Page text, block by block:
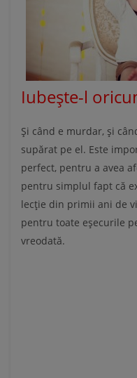
Iubește-l
Și când e murdar, și
supărat pe el. Este
perfect, pentru a avea
pentru simplul fapt că
lecție din primii ani de
pentru toate eșecurile
vreodată.